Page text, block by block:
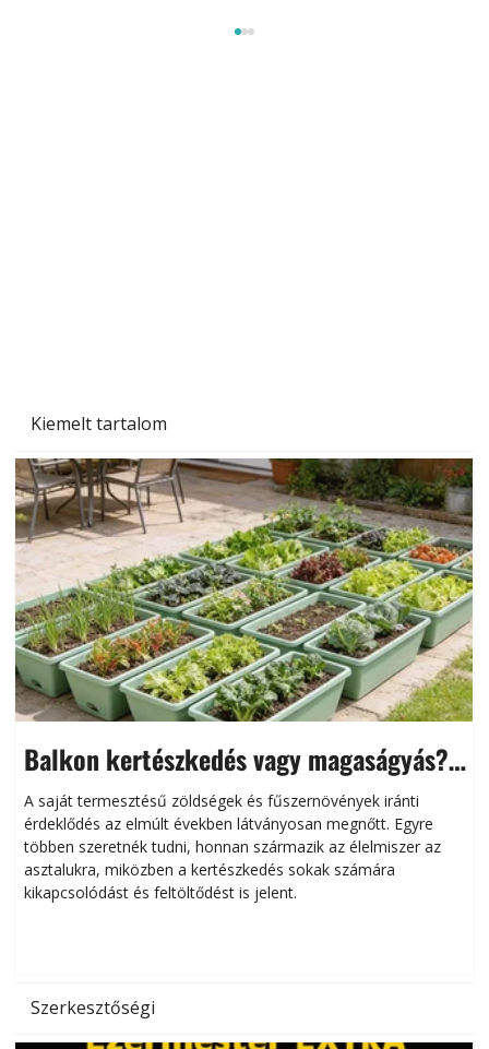
Kiemelt tartalom
Balkon kertészkedés vagy magaságyás?
Helytakarékos kertészkedés
A saját termesztésű zöldségek és fűszernövények iránti
érdeklődés az elmúlt években látványosan megnőtt. Egyre
többen szeretnék tudni, honnan származik az élelmiszer az
asztalukra, miközben a kertészkedés sokak számára
kikapcsolódást és feltöltődést is jelent.
Szerkesztőségi